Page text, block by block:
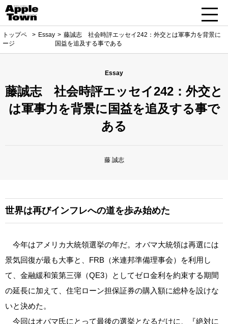
トップペ
ージ
Essay
藤誠志 社会時評エッセイ242：外交とは軍事力を背景に
国益を追及する事である
Essay
藤誠志 社会時評エッセイ242：外交と
は軍事力を背景に国益を追及する事で
ある
藤 誠志
世界は再びインフレへの道を歩み始めた
今年はアメリカ大統領選挙の年だ。オバマ大統領は再選には
景気回復が最も大事と、FRB（米連邦準備理事会）を利用し
て、金融緩和策第三弾（QE3）としてゼロ金利を約束する期間
の延長に加えて、住宅ローン担保証券の購入額に総枠を設けな
いと決めた。
今回はオバマ氏にとって最後の選挙となるだけに、『絶対に